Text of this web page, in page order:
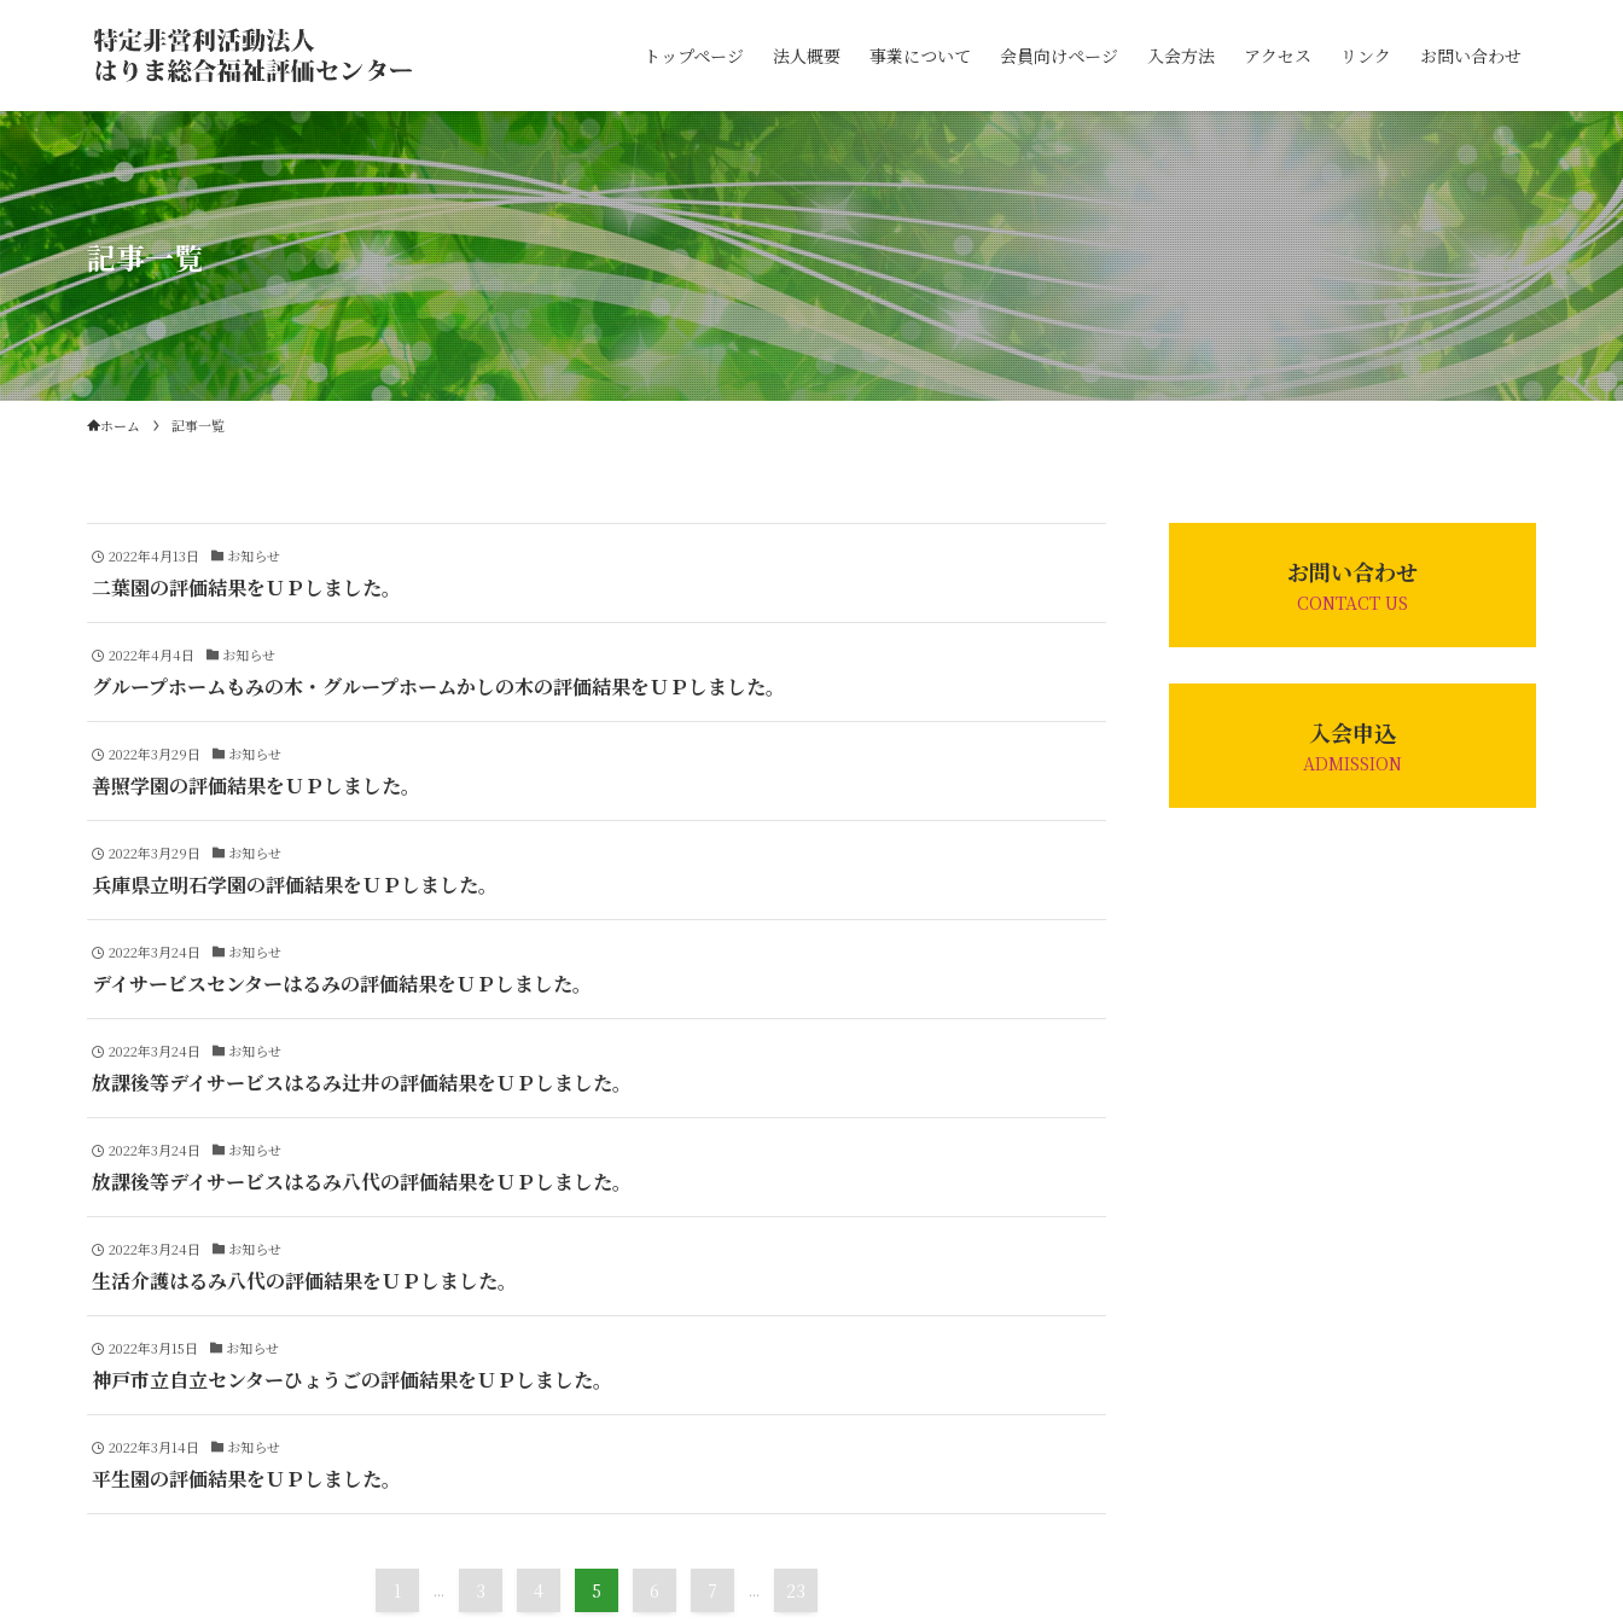
トップページ 法人概要 事業について 会員向けページ 入会方法 アクセス リンク お問い合わせ
記事一覧
ホーム 記事一覧
2022年4月13日 お知らせ
二葉園の評価結果をＵＰしました。
2022年4月4日 お知らせ
グループホームもみの木・グループホームかしの木の評価結果をＵＰしました。
2022年3月29日 お知らせ
善照学園の評価結果をＵＰしました。
2022年3月29日 お知らせ
兵庫県立明石学園の評価結果をＵＰしました。
2022年3月24日 お知らせ
デイサービスセンターはるみの評価結果をＵＰしました。
2022年3月24日 お知らせ
放課後等デイサービスはるみ辻井の評価結果をＵＰしました。
2022年3月24日 お知らせ
放課後等デイサービスはるみ八代の評価結果をＵＰしました。
2022年3月24日 お知らせ
生活介護はるみ八代の評価結果をＵＰしました。
2022年3月15日 お知らせ
神戸市立自立センターひょうごの評価結果をＵＰしました。
2022年3月14日 お知らせ
平生園の評価結果をＵＰしました。
1 ... 3 4 5 6 7 ... 23
お問い合わせ
CONTACT US
入会申込
ADMISSION